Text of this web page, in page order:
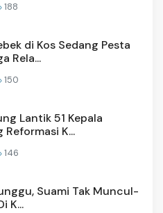
188
di Kos Sedang Pesta
Rela...
150
Lantik 51 Kepala
Reformasi K...
146
Suami Tak Muncul-
K...